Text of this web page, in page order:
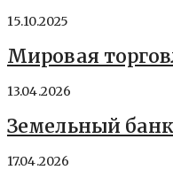
15.10.2025
Мировая
13.04.2026
Земельный
17.04.2026